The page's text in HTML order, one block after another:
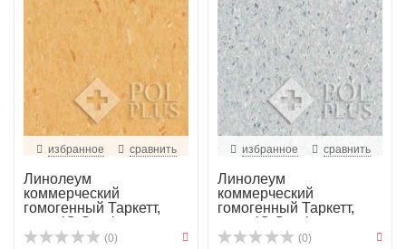
избранное сравнить
Линолеум
коммерческий
гомогенный Таркетт,
колл. iQ Granit...
(0)
избранное сравнить
Линолеум
коммерческий
гомогенный Таркетт,
колл. iQ Granit...
(0)